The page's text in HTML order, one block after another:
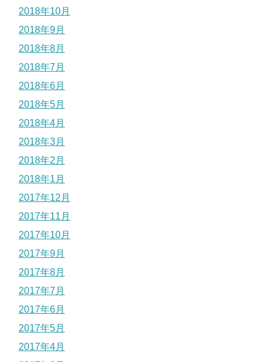
2018年10月
2018年9月
2018年8月
2018年7月
2018年6月
2018年5月
2018年4月
2018年3月
2018年2月
2018年1月
2017年12月
2017年11月
2017年10月
2017年9月
2017年8月
2017年7月
2017年6月
2017年5月
2017年4月